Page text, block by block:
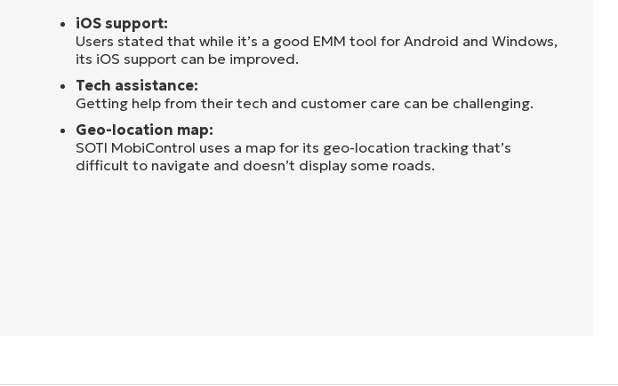
iOS support:
Users stated that while it’s a good EMM tool for Android and Windows,
its iOS support can be improved.
Tech assistance:
Getting help from their tech and customer care can be challenging.
Geo-location map:
SOTI MobiControl uses a map for its geo-location tracking that’s
difficult to navigate and doesn’t display some roads.